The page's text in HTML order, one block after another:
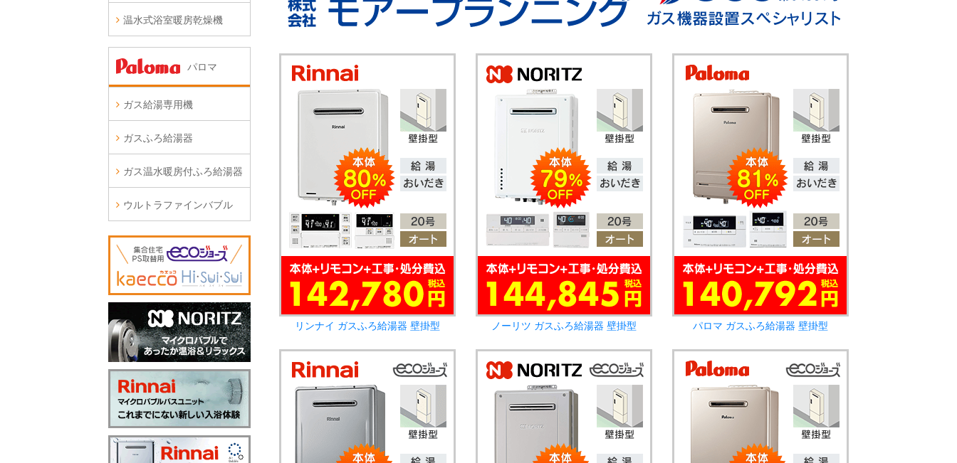
リンナイ ガスふろ給湯器 壁掛型 ノーリツ ガスふろ給湯器 壁掛型 パロマ ガスふろ給湯器 壁掛型
温水式浴室暖房乾燥機
パロマ
ガス給湯専用機
ガスふろ給湯器
ガス温水暖房付ふろ給湯器
ウルトラファインバブル